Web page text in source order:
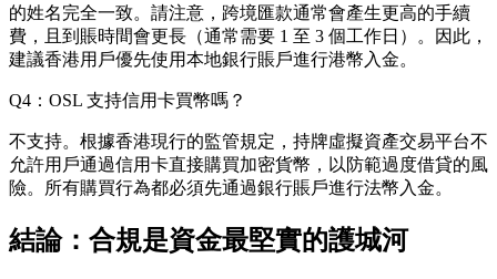
的姓名完全一致。請注意，跨境匯款通常會產生更高的手續
費，且到賬時間會更長（通常需要 1 至 3 個工作日）。因此，
建議香港用戶優先使用本地銀行賬戶進行港幣入金。
Q4：OSL 支持信用卡買幣嗎？
不支持。根據香港現行的監管規定，持牌虛擬資產交易平台不
允許用戶通過信用卡直接購買加密貨幣，以防範過度借貸的風
險。所有購買行為都必須先通過銀行賬戶進行法幣入金。
結論：合規是資金最堅實的護城河